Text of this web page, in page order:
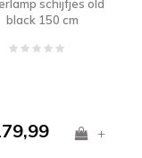
schijfjes old
black 150 cm
+